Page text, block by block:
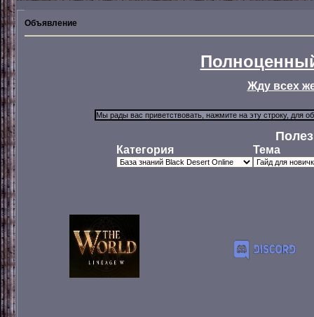
Объявление
Жду всех
Категория Тема